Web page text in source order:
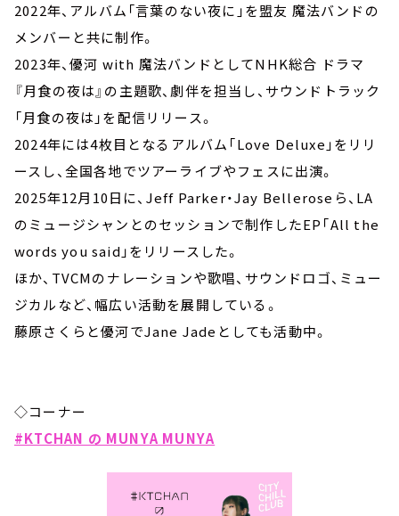
2022年、アルバム「言葉のない夜に」を盟友 魔法バンドの
メンバーと共に制作。
2023年、優河 with 魔法バンドとしてNHK総合 ドラマ
『月食の夜は』の主題歌、劇伴を担当し、サウンドトラック
「月食の夜は」を配信リリース。
2024年には4枚目となるアルバム「Love Deluxe」をリリ
ースし、全国各地でツアーライブやフェスに出演。
2025年12月10日に、Jeff Parker・Jay Belleroseら、LA
のミュージシャンとのセッションで制作したEP「All the
words you said」をリリースした。
ほか、TVCMのナレーションや歌唱、サウンドロゴ、ミュー
ジカルなど、幅広い活動を展開している。
藤原さくらと優河でJane Jadeとしても活動中。
◇コーナー
#KTCHAN の MUNYA MUNYA